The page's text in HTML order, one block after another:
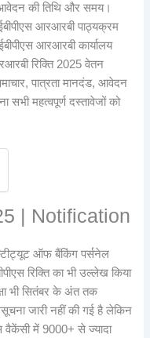
की तिथि और समय।
आरआरबी पाठ्यक्रम
आरआरबी कार्यालय
रिक्ति 2025 वेतन
पात्रता मानदंड, आवेदन
सभी महत्वपूर्ण दस्तावेजों को
| Notification
ऑफ बैंकिंग पर्सनेल
रिक्ति का भी उल्लेख किया
भी सितंबर के अंत तक
जारी नहीं की गई है लेकिन
वैकेंसी में 9000+ से ज्यादा